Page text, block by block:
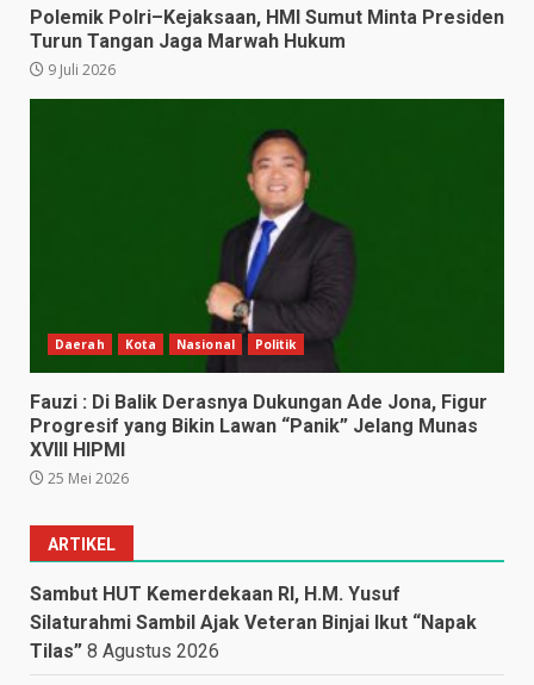
Polemik Polri–Kejaksaan, HMI Sumut Minta Presiden
Turun Tangan Jaga Marwah Hukum
9 Juli 2026
Daerah Kota Nasional Politik
Fauzi : Di Balik Derasnya Dukungan Ade Jona, Figur
Progresif yang Bikin Lawan “Panik” Jelang Munas
XVIII HIPMI
25 Mei 2026
ARTIKEL
Sambut HUT Kemerdekaan RI, H.M. Yusuf
Silaturahmi Sambil Ajak Veteran Binjai Ikut “Napak
Tilas” 8 Agustus 2026